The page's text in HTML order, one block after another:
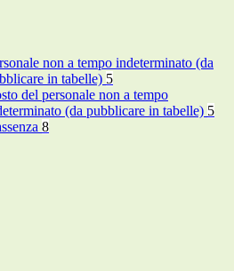
non a tempo indeterminato (da
in tabelle) 5
del personale non a tempo
(da pubblicare in tabelle) 5
8